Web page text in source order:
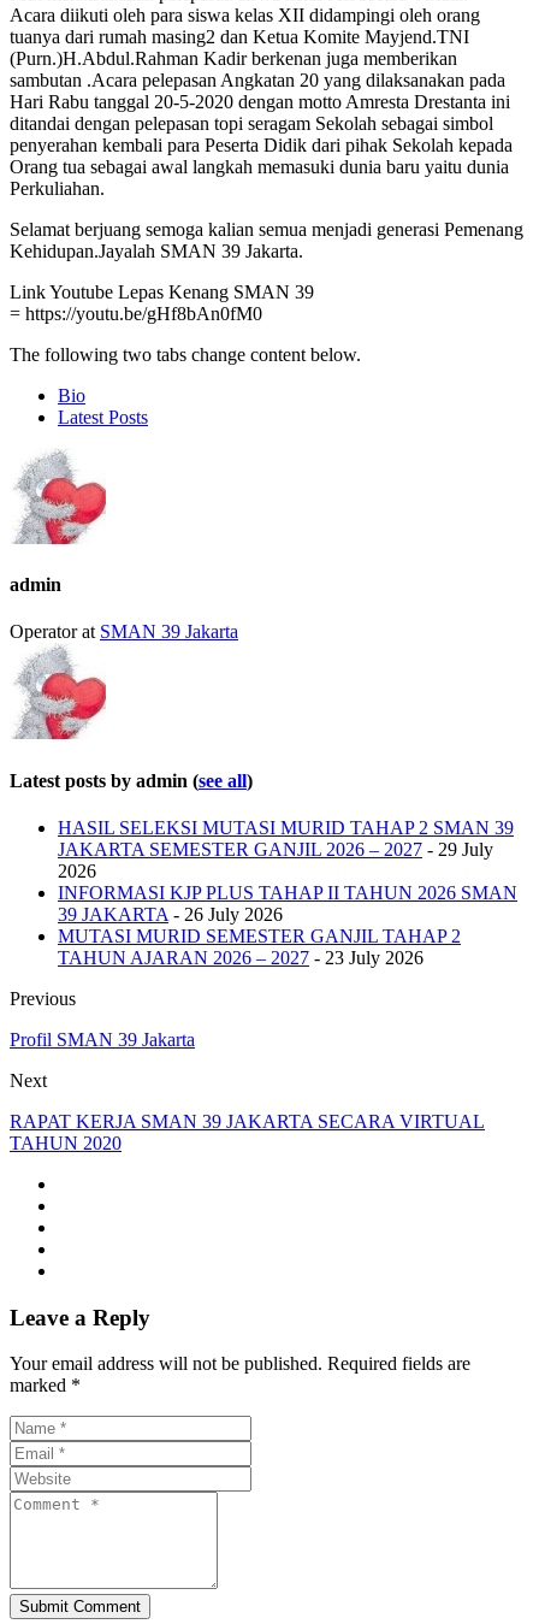
Acara diikuti oleh para siswa kelas XII didampingi oleh orang
tuanya dari rumah masing2 dan Ketua Komite Mayjend.TNI
(Purn.)H.Abdul.Rahman Kadir berkenan juga memberikan
sambutan .Acara pelepasan Angkatan 20 yang dilaksanakan pada
Hari Rabu tanggal 20-5-2020 dengan motto Amresta Drestanta ini
ditandai dengan pelepasan topi seragam Sekolah sebagai simbol
penyerahan kembali para Peserta Didik dari pihak Sekolah kepada
Orang tua sebagai awal langkah memasuki dunia baru yaitu dunia
Perkuliahan.
Selamat berjuang semoga kalian semua menjadi generasi Pemenang
Kehidupan.Jayalah SMAN 39 Jakarta.
Link Youtube Lepas Kenang SMAN 39
= https://youtu.be/gHf8bAn0fM0
The following two tabs change content below.
Bio
Latest Posts
admin
Operatorat SMAN 39 Jakarta
Latest posts by admin (see all)
HASIL SELEKSI MUTASI MURID TAHAP 2 SMAN 39
JAKARTA SEMESTER GANJIL 2026 – 2027 - 29 July
2026
INFORMASI KJP PLUS TAHAP II TAHUN 2026 SMAN
39 JAKARTA - 26 July 2026
MUTASI MURID SEMESTER GANJIL TAHAP 2
TAHUN AJARAN 2026 – 2027 - 23 July 2026
Previous
Profil SMAN 39 Jakarta
Next
RAPAT KERJA SMAN 39 JAKARTA SECARA VIRTUAL
TAHUN 2020
Leave a Reply
Your email address will not be published. Required fields are
marked *